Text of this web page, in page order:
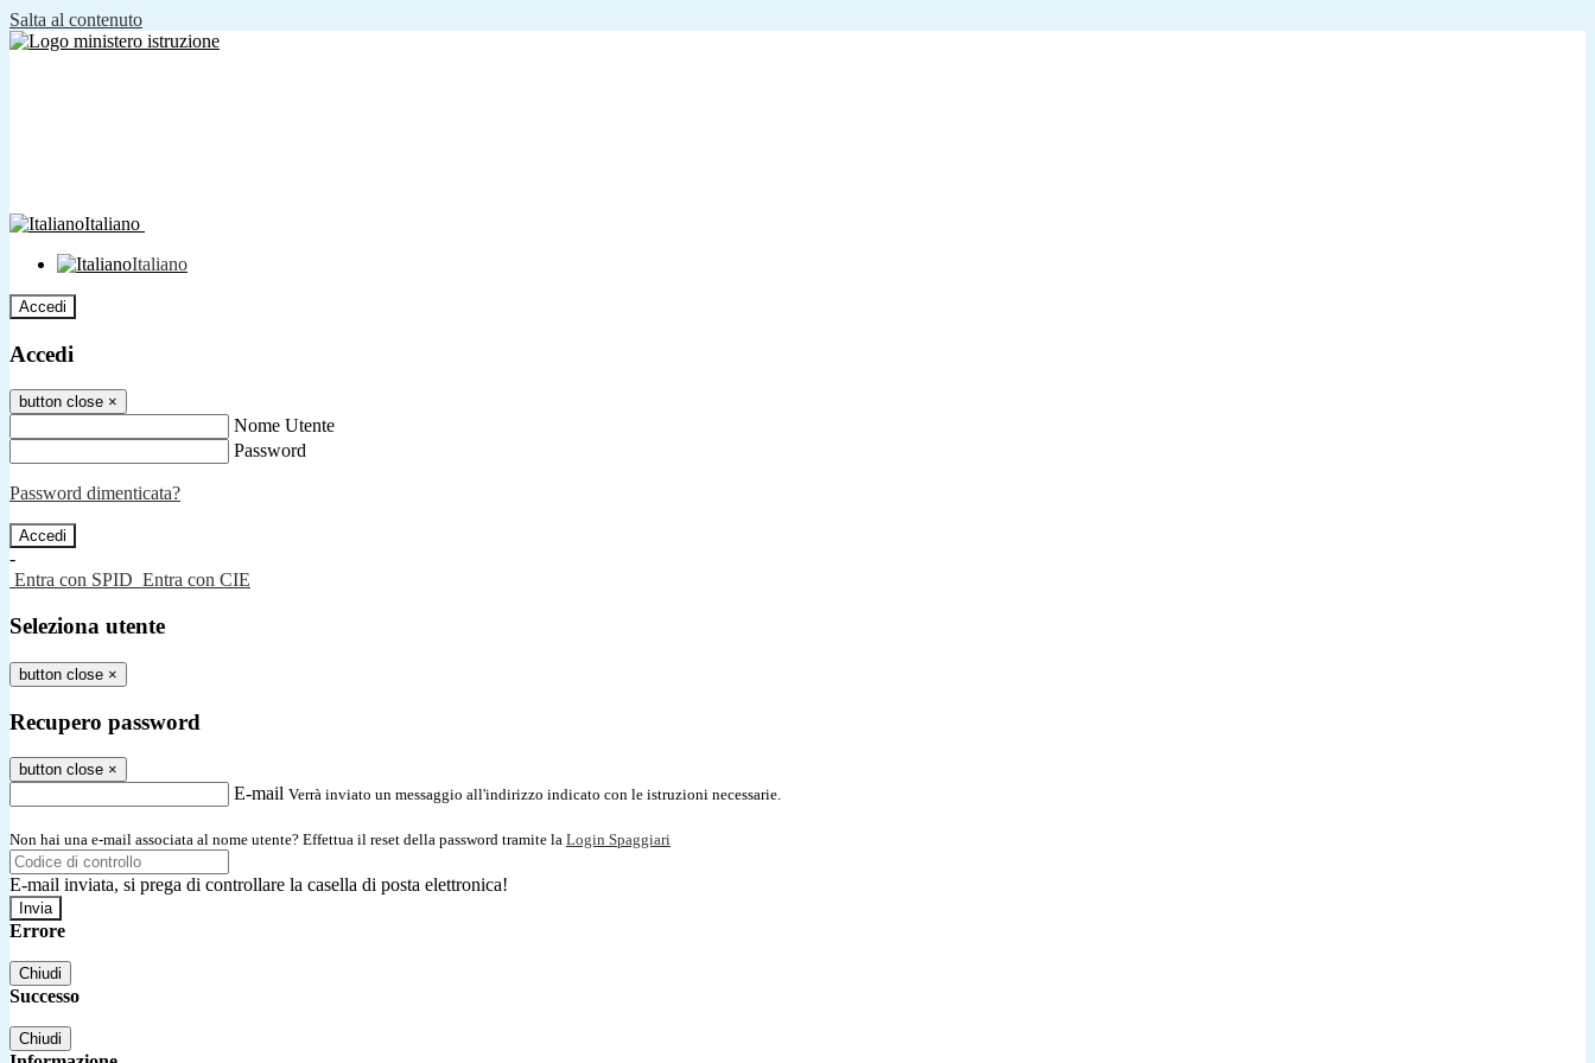
Salta al contenuto
Italiano
Italiano
Accedi
Accedi
button close ×
Nome Utente
Password
Password dimenticata?
-
Entra con SPID Entra con CIE
Seleziona utente
button close ×
Recupero password
button close ×
E-mail Verrà inviato un messaggio all'indirizzo indicato con le istruzioni necessarie.
Non hai una e-mail associata al nome utente? Effettua il reset della password tramite la Login Spaggiari
E-mail inviata, si prega di controllare la casella di posta elettronica!
Errore
Chiudi
Successo
Chiudi